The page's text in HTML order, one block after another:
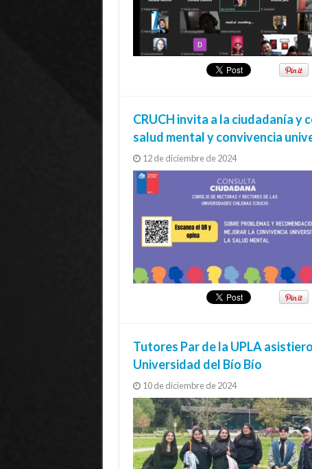
CRUCH invita a la ciudadanía y
salud mental y convivencia
12 de diciembre de 2024
Tutores Par de la UPLA
Universidad del Bío Bío
10 de diciembre de 2024